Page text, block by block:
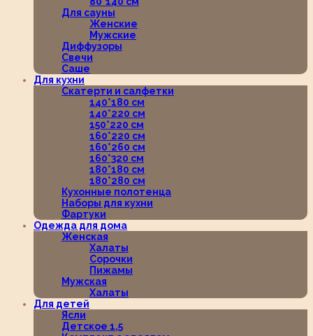
Для сауны
Женские
Мужские
Диффузоры
Свечи
Саше
Для кухни
Скатерти и салфетки
140*180 см
140*220 см
150*220 см
160*220 см
160*260 см
160*320 см
180*180 см
180*280 см
Кухонные полотенца
Наборы для кухни
Фартуки
Одежда для дома
Женская
Халаты
Сорочки
Пижамы
Мужская
Халаты
Для детей
Ясли
Детское 1,5